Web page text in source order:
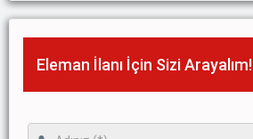
Eleman İlanı İçin Sizi Arayalım!